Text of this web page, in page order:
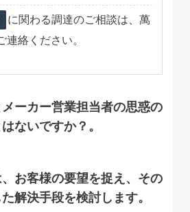
に関わる調達のご相談は、萬
絡ください。
ーカー営業担当者の思惑の
ないですか？。
お客様の要望を捉え、その
解決手段を検討します。